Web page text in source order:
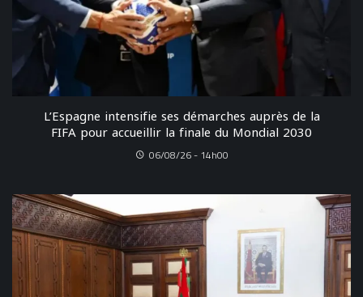
L’Espagne intensifie ses démarches auprès de la
FIFA pour accueillir la finale du Mondial 2030
06/08/26 - 14h00